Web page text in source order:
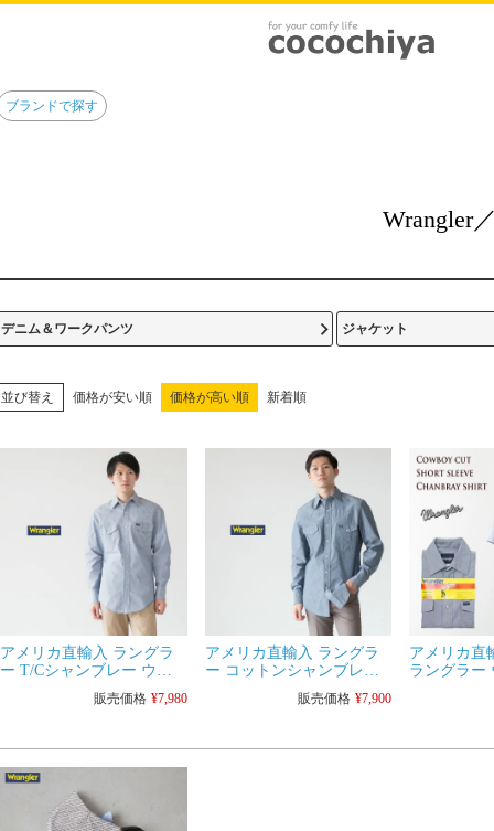
ブランドで探す
Wrangler
デニム＆ワークパンツ ジャケット
並び替え 価格が安い順 価格が高い順 新着順
アメリカ直輸入 ラングラ
ー T/Cシャンブレー ウエ
販売価格 ¥7,980
アメリカ直輸入 ラングラ
ー コットンシャンブレー
販売価格 ¥7,900
アメリカ直
ラングラー
ンズ カウ